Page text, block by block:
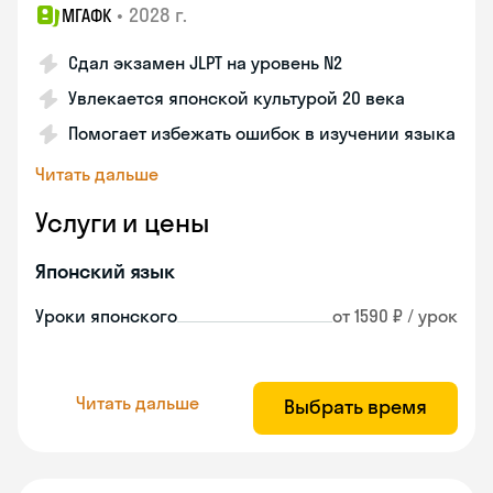
МГАФК • 2028 г.
Сдал экзамен JLPT на уровень N2
Увлекается японской культурой 20 века
Помогает избежать ошибок в изучении языка
Читать дальше
Услуги и цены
Японский язык
Уроки японского от 1590 ₽ / урок
Читать дальше Выбрать время